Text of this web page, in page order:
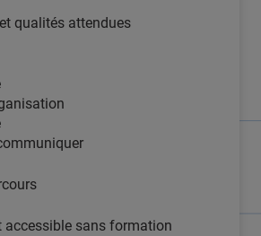
qualités attendues
accessible sans formation